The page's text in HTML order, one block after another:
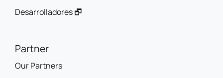
Desarrolladores 🗗
Partner
Our Partners